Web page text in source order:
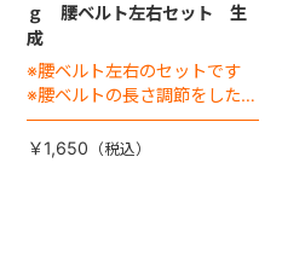
ｇ 腰ベルト左右セット 生
成
※腰ベルト左右のセットです
※腰ベルトの長さ調節をした
り、肩バックルに重ねる「腰
バックル」は別売りです
￥1,650